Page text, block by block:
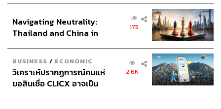
Credits
The Hostสรกล อดุลยานนท์
Co-hostsพลวุฒิ สงสกุล
Show Creatorสรกล อดุลยานนท์, นครินทร์ วนกิจไพบูลย์
อินโดนีเซีย
Navigating Neutrality:
Thailand and China in
175
BUSINESS / ECONOMIC
วิเคราะห์ปรากฏการณ์คนแห่
ขอสินเชื่อ CLICX อาจเป็น
2.6K